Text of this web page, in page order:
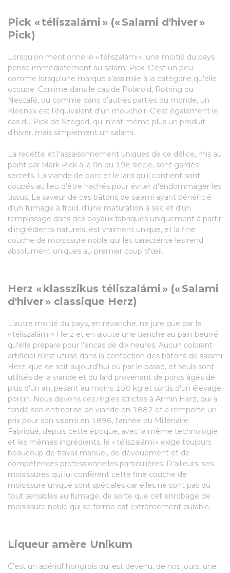
Pick « téliszalámi » (« Salami d'hiver »
Pick)
Lorsqu'on mentionne le « téliszalámi », une moitié du pays
pense immédiatement au salami Pick. C'est un peu
comme lorsqu'une marque s'assimile à la catégorie qu'elle
occupe. Comme dans le cas de Polaroid, Rotring ou
Nescafé, ou comme dans d'autres parties du monde, un
Kleenex est l'équivalent d'un mouchoir. C'est également le
cas du Pick de Szeged, qui n'est même plus un produit
d'hiver, mais simplement un salami.
La recette et l'assaisonnement uniques de ce délice, mis au
point par Mark Pick à la fin du 19e siècle, sont gardés
secrets. La viande de porc et le lard qu'il contient sont
coupés au lieu d'être hachés pour éviter d'endommager les
tissus. La saveur de ces bâtons de salami ayant bénéficié
d'un fumage à froid, d'une maturation à sec et d'un
remplissage dans des boyaux fabriqués uniquement à partir
d'ingrédients naturels, est vraiment unique, et la fine
couche de moisissure noble qui les caractérise les rend
absolument uniques au premier coup d'œil.
Herz « klasszikus téliszalámi » (« Salami
d'hiver » classique Herz)
L'autre moitié du pays, en revanche, ne jure que par le
« téliszalámi » Herz et en ajoute une tranche au pain beurré
qu'elle prépare pour l'encas de dix heures. Aucun colorant
artificiel n'est utilisé dans la confection des bâtons de salami
Herz, que ce soit aujourd'hui ou par le passé, et seuls sont
utilisés de la viande et du lard provenant de porcs âgés de
plus d'un an, pesant au moins 150 kg et sortis d'un élevage
porcin. Nous devons ces règles strictes à Armin Herz, qui a
fondé son entreprise de viande en 1882 et a remporté un
prix pour son salami en 1896, l'année du Millénaire.
Fabriqué, depuis cette époque, avec la même technologie
et les mêmes ingrédients, le « téliszalámi » exige toujours
beaucoup de travail manuel, de dévouement et de
compétences professionnelles particulières. D'ailleurs, ses
moisissures qui lui confèrent cette fine couche de
moisissure unique sont spéciales car elles ne sont pas du
tout sensibles au fumage, de sorte que cet enrobage de
moisissure noble qui se forme est extrêmement durable.
Liqueur amère Unikum
C'est un apéritif hongrois qui est devenu, de nos jours, une